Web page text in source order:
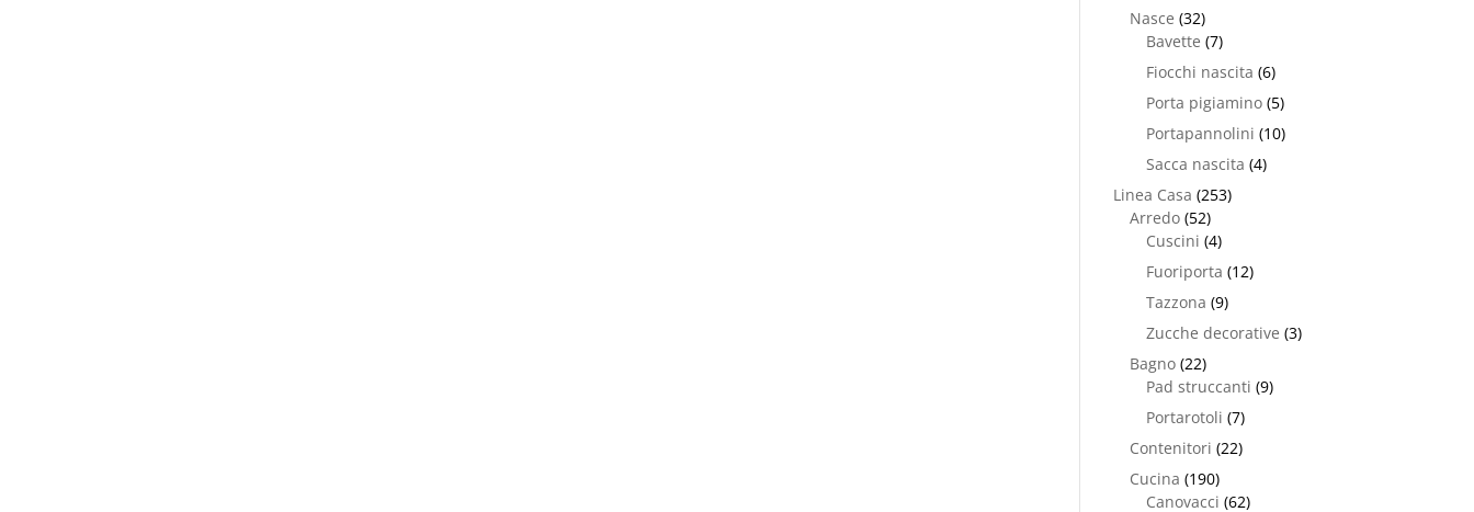
Nasce (32)
Bavette (7)
Fiocchi nascita (6)
Porta pigiamino (5)
Portapannolini (10)
Sacca nascita (4)
Linea Casa (253)
Arredo (52)
Cuscini (4)
Fuoriporta (12)
Tazzona (9)
Zucche decorative (3)
Bagno (22)
Pad struccanti (9)
Portarotoli (7)
Contenitori (22)
Cucina (190)
Canovacci (62)